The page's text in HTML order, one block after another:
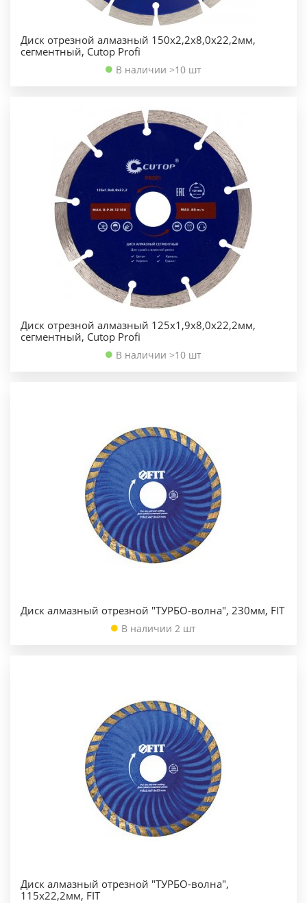
Диск отрезной алмазный 150х2,2х8,0х22,2мм,
сегментный, Cutop Profi
В наличии >10 шт
Диск отрезной алмазный 125х1,9х8,0х22,2мм,
сегментный, Cutop Profi
В наличии >10 шт
Диск алмазный отрезной "ТУРБО-волна", 230мм, FIT
В наличии 2 шт
Диск алмазный отрезной "ТУРБО-волна",
115x22,2мм, FIT